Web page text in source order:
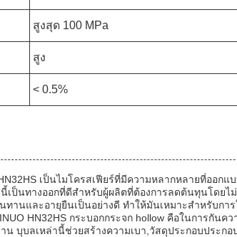
สูงสุด 100 MPa
สูง
< 0.5%
เป็นไมโครสเฟียร์ที่มีความหลากหลายที่ออก
นี้เป็นทางออกที่ดีสําหรับผู้ผลิตที่ต้องการลดต้นทุนโดย
านและอายุยืนเป็นอย่างดี ทําให้มันเหมาะสําหรับกา
HN32HS กระบอกกระจก hollow คือในการกันค
น บุบลเหล่านี้ช่วยสร้างความเบา,วัสดุประกอบประก